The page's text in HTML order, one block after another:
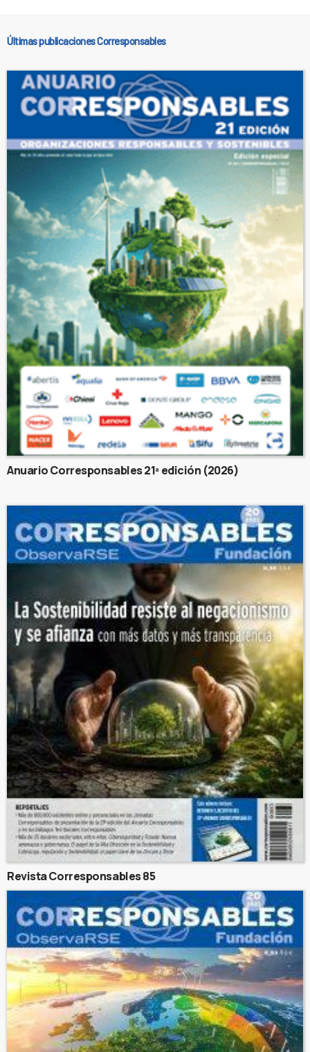
Últimas publicaciones Corresponsables
Anuario Corresponsables 21ª edición (2026)
Revista Corresponsables 85